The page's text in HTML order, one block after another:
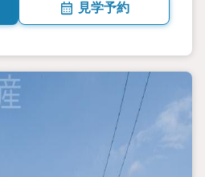
見学予約